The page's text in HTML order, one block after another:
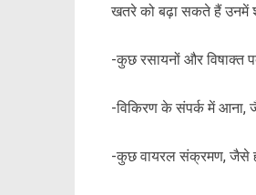
खतरे को बढ़ा सकते हैं उनमें
-कुछ रसायनों और विषाक्त
-विकिरण के संपर्क में आना,
-कुछ वायरल संक्रमण, जैसे